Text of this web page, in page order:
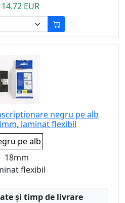
EUR
negru pe alb
laminat flexibil
pe alb
18mm
flexibil
și timp de livrare